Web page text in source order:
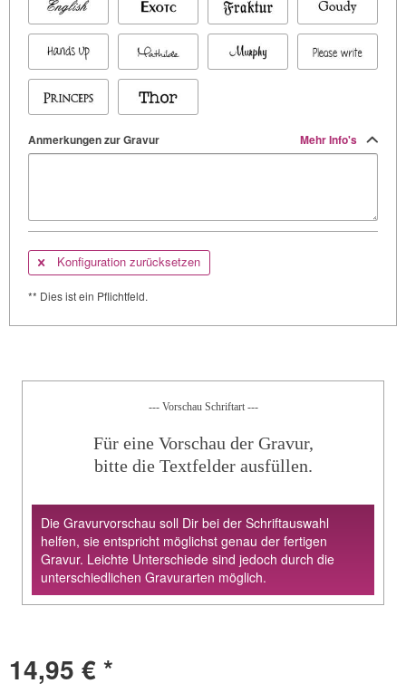
Anmerkungen zur Gravur Mehr Info's
Konfiguration zurücksetzen
** Dies ist ein Pflichtfeld.
--- Vorschau Schriftart ---
Für eine Vorschau der Gravur,
bitte die Textfelder ausfüllen.
Die Gravurvorschau soll Dir bei der Schriftauswahl
helfen, sie entspricht möglichst genau der fertigen
Gravur. Leichte Unterschiede sind jedoch durch die
unterschiedlichen Gravurarten möglich.
14,95 € *